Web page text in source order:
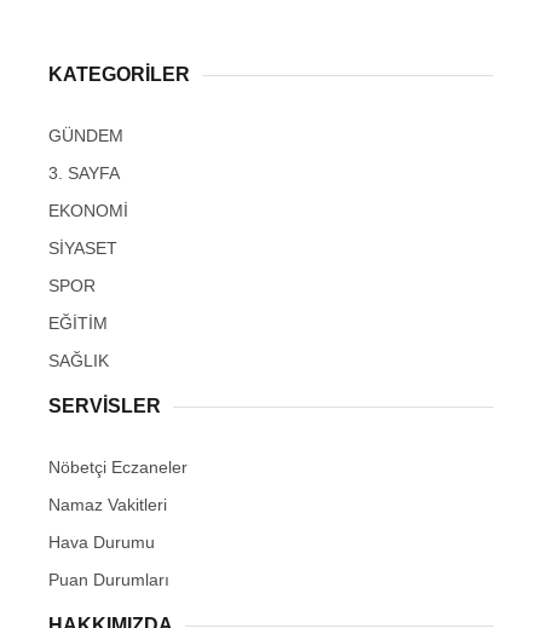
KATEGORİLER
GÜNDEM
3. SAYFA
EKONOMİ
SİYASET
SPOR
EĞİTİM
SAĞLIK
SERVİSLER
Nöbetçi Eczaneler
Namaz Vakitleri
Hava Durumu
Puan Durumları